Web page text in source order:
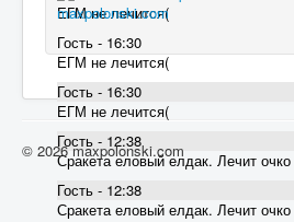
ЕГМ не лечится(
Гость - 16:30
ЕГМ не лечится(
Гость - 16:30
ЕГМ не лечится(
Гость - 12:38
Сракета еловый елдак. Лечит
Гость - 12:38
Сракета еловый елдак. Лечит
maxpolonski.com
© 2026 maxpolonski.com